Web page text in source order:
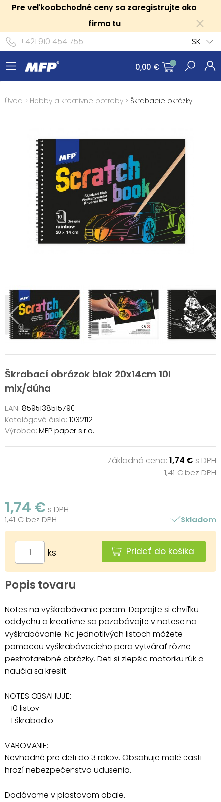
Pre veľkoobchodné ceny sa zaregistrujte ako
firma tu
+421 910 454 755
SK
0,00 €
Úvod > Hobby a kreatívne potreby > Škrabacie okrázky
Škrabací obrázok blok 20x14cm 10l
mix/dúha
EAN: 8595138515790
Katalógové čislo: 1032112
Výrobca: MFP paper s.r.o.
Základná cena: 1,74 € s DPH
1,41 € bez DPH
1,74 € s DPH
1,41 € bez DPH
Skladom
ks Pridať do košíka
Popis tovaru
Notes na vyškrabávanie perom. Doprajte si chvíľku
oddychu a kreatívne sa pozabávajte v notese na
vyškrabávanie. Na jednotlivých listoch môžete
pomocou vyškrabávacieho pera vytvárať rôzne
pestrofarebné obrázky. Deti si zlepšia motoriku rúk a
naučia sa kresliť.
NOTES OBSAHUJE:
- 10 listov
- 1 škrabadlo
VAROVANIE:
Nevhodné pre deti do 3 rokov. Obsahuje malé časti –
hrozí nebezpečenstvo udusenia.
Dodávame v plastovom obale.